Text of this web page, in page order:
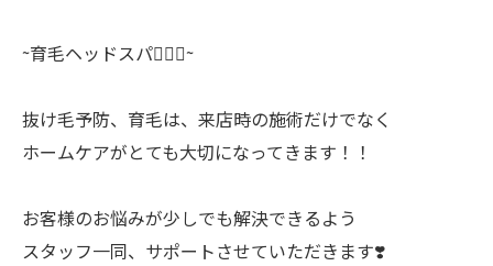
~育毛ヘッドスパ💆🏻‍♀️~
抜け毛予防、育毛は、来店時の施術だけでなく
ホームケアがとても大切になってきます！！
お客様のお悩みが少しでも解決できるよう
スタッフ一同、サポートさせていただきます❣️